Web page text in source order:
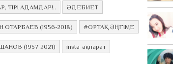
ТІРІ АДАМДАР!.. ӘДЕБИЕТ
(1956-2018) #ОРТАҚ ӘҢГІМЕ
(1957-2021) insta-ақпарат